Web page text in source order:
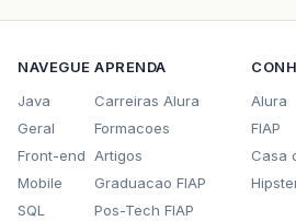
NAVEGUE
Java
Geral
Front-end
Mobile
SQL
APRENDA
Carreiras Alura
Formacoes
Artigos
Graduacao FIAP
Pos-Tech FIAP
Alura
FIAP
Casa